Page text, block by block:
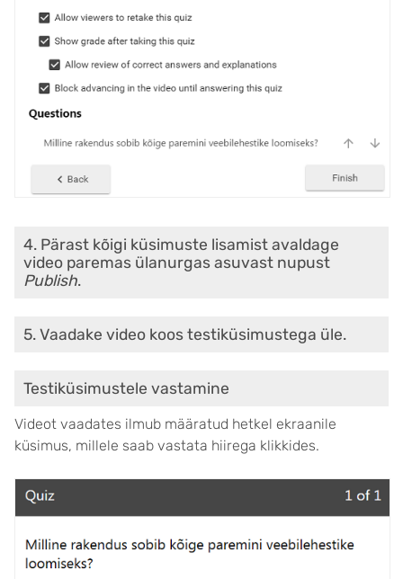
4. Pärast kõigi küsimuste lisamist avaldage
video paremas ülanurgas asuvast nupust
Publish.
5. Vaadake video koos testiküsimustega üle.
Testiküsimustele vastamine
Videot vaadates ilmub määratud hetkel ekraanile
küsimus, millele saab vastata hiirega klikkides.